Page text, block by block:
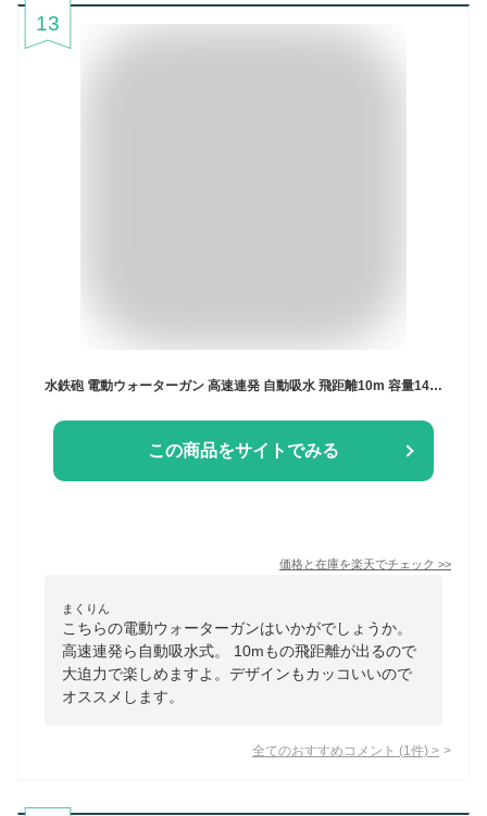
13
水鉄砲 電動ウォーターガン 高速連発 自動吸水 飛距離10m 容量1420ml 最強 水遊び 夏祭り 子供用 大人 海水浴 お風呂 プール 家庭用 川 遊び 最強 強力 水ピストル 大容量 バトル 充電式防水バッテリー 水鉄砲合戦
この商品をサイトでみる
価格と在庫を楽天でチェック >>
まくりん
こちらの電動ウォーターガンはいかがでしょうか。
高速連発ら自動吸水式。 10mもの飛距離が出るので
大迫力で楽しめますよ。デザインもカッコいいので
オススメします。
全てのおすすめコメント (1 件) >